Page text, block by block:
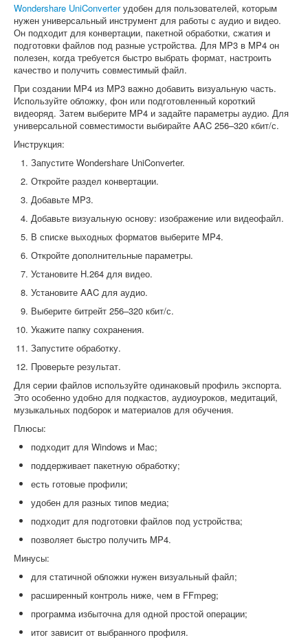
Wondershare UniConverterудобен для пользователей, которым
нужен универсальный инструмент для работы с аудио и видео.
Он подходит для конвертации, пакетной обработки, сжатия и
подготовки файлов под разные устройства. Для MP3 в MP4 он
полезен, когда требуется быстро выбрать формат, настроить
качество и получить совместимый файл.
При создании MP4 из MP3 важно добавить визуальную часть.
Используйте обложку, фон или подготовленный короткий
видеоряд. Затем выберите MP4 и задайте параметры аудио. Для
универсальной совместимости выбирайте AAC 256–320 кбит/с.
Инструкция:
Запустите Wondershare UniConverter.
Откройте раздел конвертации.
Добавьте MP3.
Добавьте визуальную основу: изображение или видеофайл.
В списке выходных форматов выберите MP4.
Откройте дополнительные параметры.
Установите H.264 для видео.
Установите AAC для аудио.
Выберите битрейт 256–320 кбит/с.
Укажите папку сохранения.
Запустите обработку.
Проверьте результат.
Для серии файлов используйте одинаковый профиль экспорта.
Это особенно удобно для подкастов, аудиоуроков, медитаций,
музыкальных подборок и материалов для обучения.
Плюсы:
подходит для Windows и Mac;
поддерживает пакетную обработку;
есть готовые профили;
удобен для разных типов медиа;
подходит для подготовки файлов под устройства;
позволяет быстро получить MP4.
Минусы:
для статичной обложки нужен визуальный файл;
расширенный контроль ниже, чем в FFmpeg;
программа избыточна для одной простой операции;
итог зависит от выбранного профиля.